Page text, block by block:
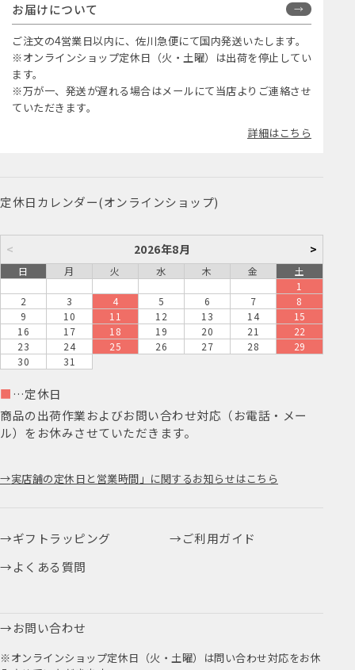
お届けについて
ご注文の4営業日以内に、佐川急便にて国内発送いたします。
※オンラインショップ定休日（火・土曜）は出荷を停止してい
ます。
※万が一、発送が遅れる場合はメールにて当店よりご連絡させ
ていただきます。
詳細はこちら
定休日カレンダー(オンラインショップ)
< 2026年8月 >
日 月 火 水 木 金
土
1
2
3 4 5 6 7
8
9
10 11 12 13 14
15
16
17 18 19 20 21
22
23
24 25 26 27 28
29
30
31
■ …定休日
商品の出荷作業およびお問い合わせ対応（お電話・メー
ル）をお休みさせていただきます。
実店舗の定休日と営業時間」に関するお知らせはこちら
ギフトラッピング
ご利用ガイド
よくある質問
お問い合わせ
※オンラインショップ定休日（火・土曜）は問い合わせ対応をお休